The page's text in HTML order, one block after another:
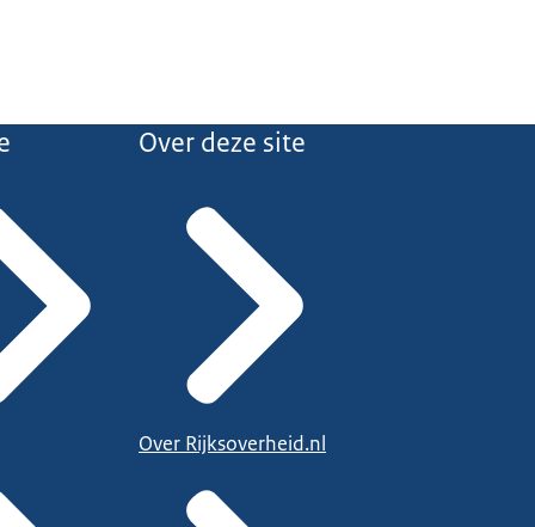
Over deze site
Over Rijksoverheid.nl